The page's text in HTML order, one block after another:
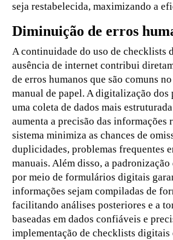
seja restabelecida, maximizando a
Diminuição de erros
A continuidade do uso de checklists
ausência de internet contribui
de erros humanos que são comuns
manual de papel. A digitalização dos
uma coleta de dados mais
aumenta a precisão das informações
sistema minimiza as chances de
duplicidades, problemas frequentes
manuais. Além disso, a padronização
por meio de formulários digitais
informações sejam compiladas de
facilitando análises posteriores e a
baseadas em dados confiáveis e
implementação de checklists